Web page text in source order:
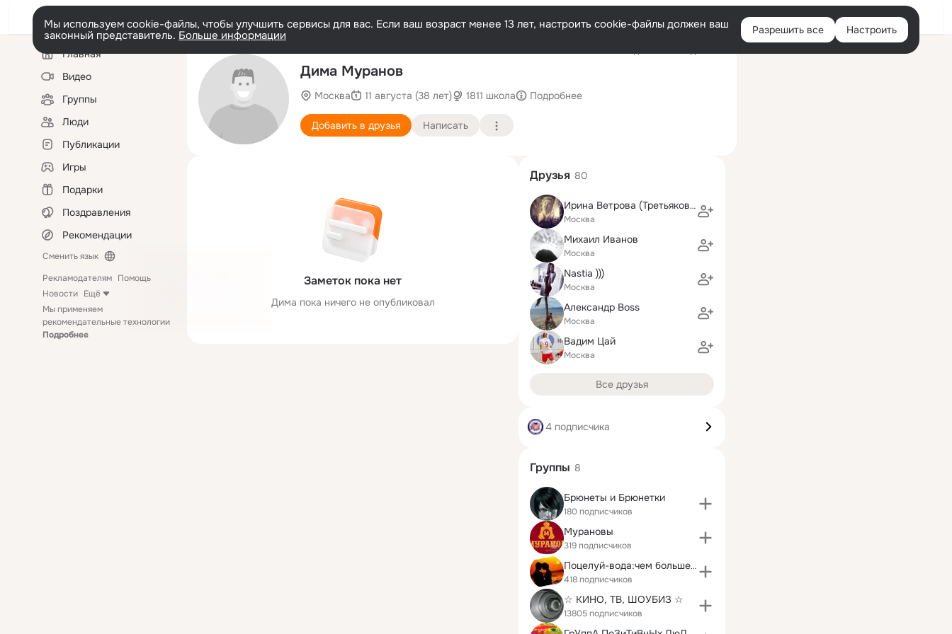
Войти
Мы используем cookie-файлы, чтобы улучшить сервисы для вас. Если ваш возраст менее 13 лет, настроить cookie-файлы должен ваш
законный представитель. Больше информации Разрешить все Настроить
Левая
колонкаГлавная
Видео
Группы
Люди
Публикации
Игры
Подарки
Поздравления
Рекомендации
Сменить язык
Рекламодателям Помощь
Новости Ещё
Мы применяем
рекомендательные технологии
Подробнее
Дима Муранов
Москва 11 августа (38 лет) 1811 школа Подробнее
Добавить в друзья Написать
Заметок пока нет
Дима пока ничего не опубликовал
Друзья 80
Ирина Ветрова (Третьякова)
Москва
Михаил Иванов
Москва
Nastia )))
Москва
Александр Boss
Москва
Вадим Цай
Москва
Все друзья
4 подписчика
Группы 8
Брюнеты и Брюнетки
180 подписчиков
Мурановы
319 подписчиков
Поцелуй-вода:чем больше пьёшь,тем больше хочется!
418 подписчиков
☆ КИНО, ТВ, ШОУБИЗ ☆
13805 подписчиков